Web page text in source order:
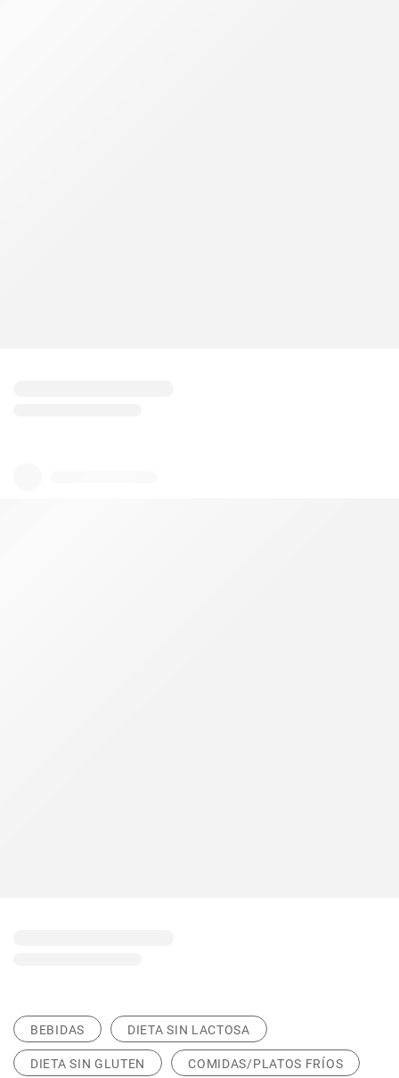
BEBIDAS DIETA SIN LACTOSA
DIETA SIN GLUTEN COMIDAS/PLATOS FRÍOS